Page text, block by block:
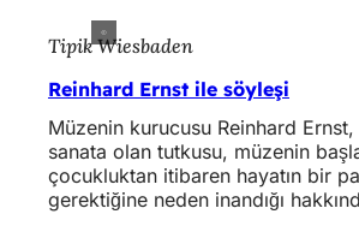
Tipik Wiesbaden
Reinhard Ernst ile söyleşi
Müzenin kurucusu Reinhard
sanata olan tutkusu, müzenin
çocukluktan itibaren hayatın bir
gerektiğine neden inandığı